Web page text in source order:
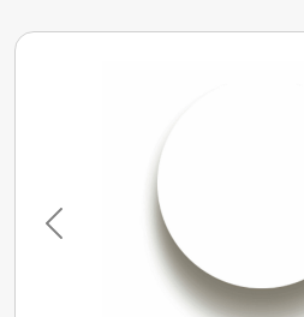
Previous